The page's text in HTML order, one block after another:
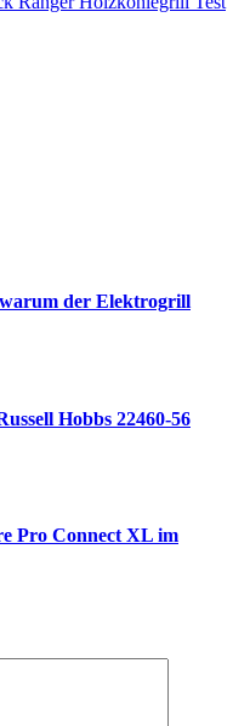
warum der Elektrogrill
Hobbs 22460-56
Pro Connect XL im